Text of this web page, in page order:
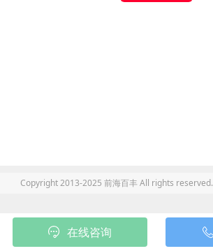
Copyright 2013-2025 前海百丰 All rights reserved.
在线咨询